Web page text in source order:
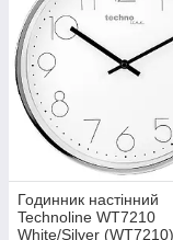
Годинник настінний
Technoline WT7210
White/Silver (WT7210)